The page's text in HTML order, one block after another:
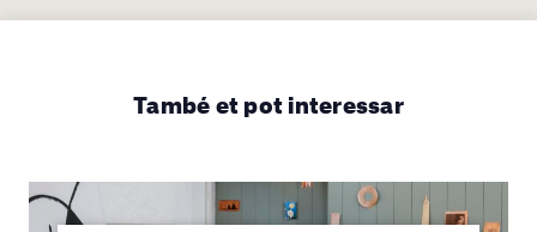
També et pot interessar